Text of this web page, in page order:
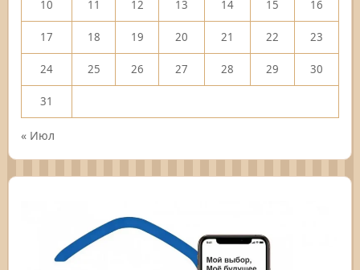
10 11 12 13 14 15 16
17 18 19 20 21 22 23
24 25 26 27 28 29 30
31
« Июл